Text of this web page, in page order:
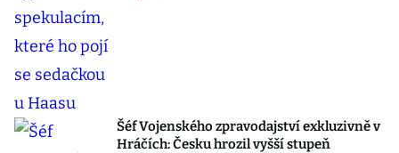
Šéf Vojenského zpravodajství exkluzivně v
Hráčích: Česku hrozil vyšší stupeň